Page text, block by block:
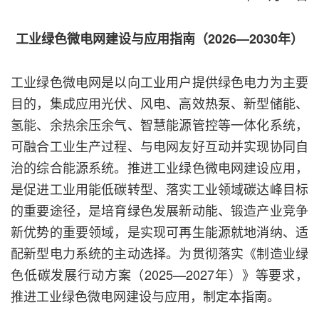
工业绿色微电网建设与应用指南（2026—2030年）
工业绿色微电网是以向工业用户提供绿色电力为主要
目的，集成应用光伏、风电、高效热泵、新型储能、
氢能、余热余压余气、智慧能源管控等一体化系统，
可融合工业生产过程、与电网友好互动并实现协同自
治的综合能源系统。推进工业绿色微电网建设应用，
是促进工业用能低碳转型、落实工业领域碳达峰目标
的重要途径，是培育绿色发展新动能、锻造产业竞争
新优势的重要领域，是实现可再生能源就地消纳、适
配新型电力系统的主动选择。为贯彻落实《制造业绿
色低碳发展行动方案（2025—2027年）》等要求，
推进工业绿色微电网建设与应用，制定本指南。